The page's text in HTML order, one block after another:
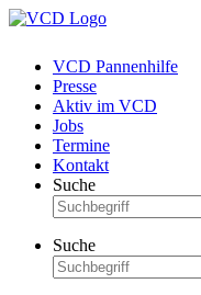
VCD Pannenhilfe
Presse
Aktiv im VCD
Jobs
Termine
Kontakt
Suche
Suche